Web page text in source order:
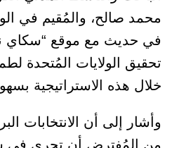
محمد صالح، والمُقيم في
في حديث مع موقع “سكاي
تحقيق الولايات المُتحدة
خلال هذه الاستراتيجية
وأشار إلى أن الانتخابات
من المُفترض أن تجري في